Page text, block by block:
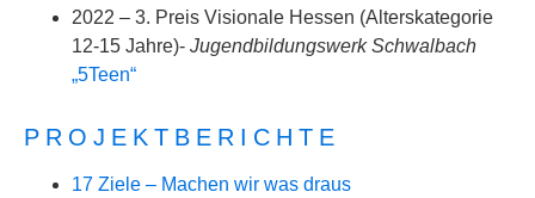
2022 – 3. Preis Visionale Hessen (Alterskategorie
12-15 Jahre)- Jugendbildungswerk Schwalbach
„5Teen“
PROJEKTBERICHTE
17 Ziele – Machen wir was draus